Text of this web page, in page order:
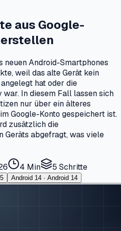
aus Google-
neuen Android-Smartphones
weil das alte Gerät kein
hat oder die
In diesem Fall lassen sich
nur über ein älteres
Google-Konto gespeichert ist.
zusätzlich die
Geräts abgefragt, was viele
4 Min 5 Schritte
Android 14 · Android 14